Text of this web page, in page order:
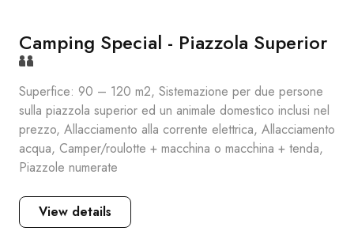
Camping Special - Piazzola Superior
Superfice: 90 – 120 m2, Sistemazione per due persone
sulla piazzola superior ed un animale domestico inclusi nel
prezzo, Allacciamento alla corrente elettrica, Allacciamento
acqua, Camper/roulotte + macchina o macchina + tenda,
Piazzole numerate
View details